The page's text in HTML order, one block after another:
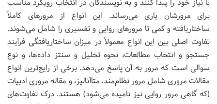
با نیاز خود را پیدا کنند و به نویسندگان در انتخاب رویکرد مناسب
برای مرورشان یاری می‌رساند. این انواع از مرورهای کاملاً
ساختاریافته و کمی تا مرورهای روایی و تفسیری را شامل می‌شوند.
تفاوت اصلی بین این انواع معمولاً در میزان ساختاریافتگی فرآیند
جستجو و انتخاب مطالعات، نحوه تحلیل و سنتز داده‌ها، و نوع
سوالی است که مرور به آن پاسخ می‌دهد. برخی از رایج‌ترین انواع
مقالات مروری شامل مرور نظام‌مند، متاآنالیز، و مقاله مروری ادبیات
(که گاهی مرور روایی نیز نامیده می‌شود) هستند. درک تفاوت‌های